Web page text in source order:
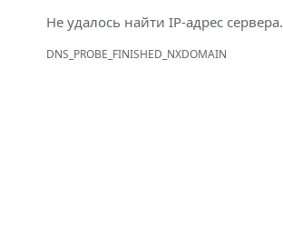
Не удалось найти IP-адрес сервера.
DNS_PROBE_FINISHED_NXDOMAIN